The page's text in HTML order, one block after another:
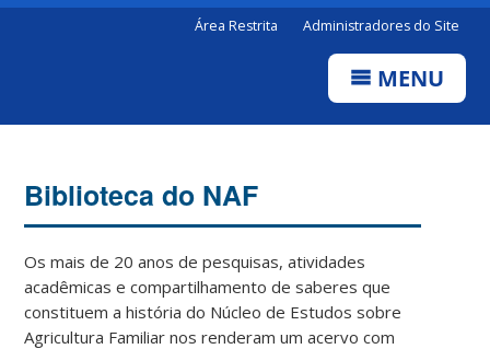
Área Restrita Administradores do Site
MENU
Biblioteca do NAF
Os mais de 20 anos de pesquisas, atividades
acadêmicas e compartilhamento de saberes que
constituem a história do Núcleo de Estudos sobre
Agricultura Familiar nos renderam um acervo com